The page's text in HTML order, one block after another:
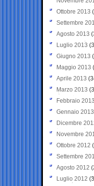
Ottobre 2013
Settembre
Agosto 2013
Luglio 2013
Giugno 2013
Maggio 2013
Aprile 2013
Marzo 2013
Febbraio 2013
Gennaio 2013
Dicembre
Novembre
Ottobre 2012
Settembre
Agosto 2012
Luglio 2012